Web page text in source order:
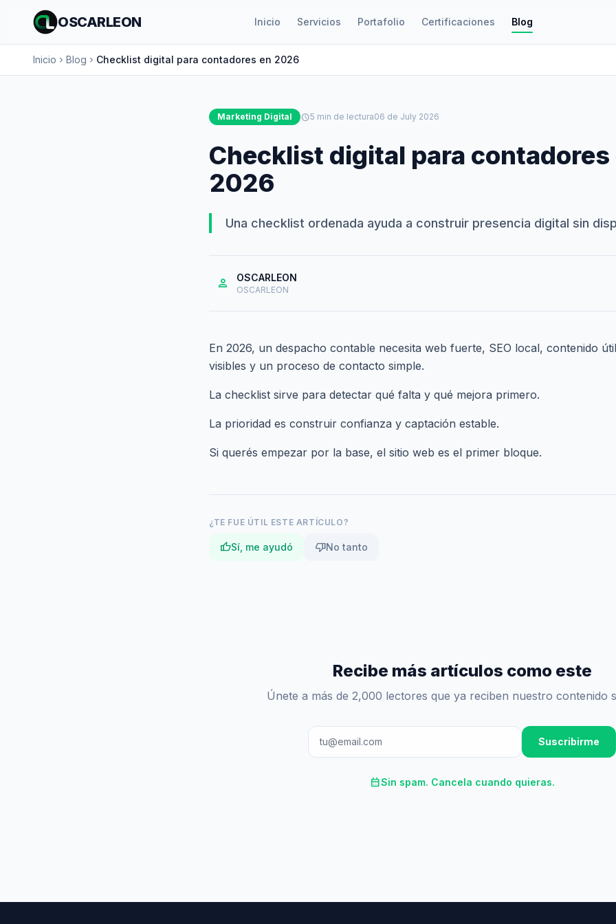
OSCARLEON Inicio Servicios Portafolio Certificaciones Blog
Inicio chevron_right Blog chevron_right Checklist digital para contadores en 2026
Marketing Digital schedule5 min de lectura06 de July 2026
Checklist digital para contadores
2026
Una checklist ordenada ayuda a construir presencia digital sin
person OSCARLEON
OSCARLEON
En 2026, un despacho contable necesita web fuerte, SEO local, contenido
visibles y un proceso de contacto simple.
La checklist sirve para detectar qué falta y qué mejora primero.
La prioridad es construir confianza y captación estable.
Si querés empezar por la base, el sitio web es el primer bloque.
¿TE FUE ÚTIL ESTE ARTÍCULO?
thumb_upSí, me ayudó thumb_downNo tanto
Recibe más artículos como este
Únete a más de 2,000 lectores que ya reciben nuestro contenido
Suscribirme
calendar_monthSin spam. Cancela cuando quieras.